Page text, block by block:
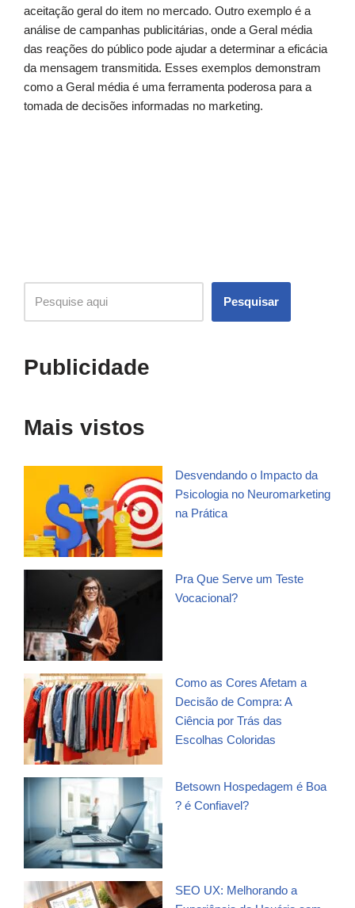
aceitação geral do item no mercado. Outro exemplo é a
análise de campanhas publicitárias, onde a Geral média
das reações do público pode ajudar a determinar a eficácia
da mensagem transmitida. Esses exemplos demonstram
como a Geral média é uma ferramenta poderosa para a
tomada de decisões informadas no marketing.
Pesquisar
Publicidade
Mais vistos
Desvendando o Impacto da
Psicologia no Neuromarketing
na Prática
Pra Que Serve um Teste
Vocacional?
Como as Cores Afetam a
Decisão de Compra: A
Ciência por Trás das
Escolhas Coloridas
Betsown Hospedagem é Boa
? é Confiavel?
SEO UX: Melhorando a